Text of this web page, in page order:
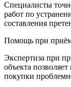
Специалисты
работ по
составления
Помощь при
Экспертиза при
объекта
покупки